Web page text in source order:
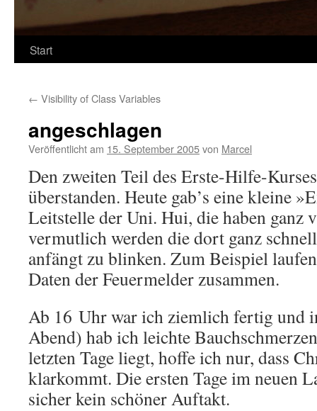
Start
← Visibility of Class Variables
angeschlagen
Veröffentlicht am 15. September 2005von Marcel
Den zweiten Teil des Erste-Hilfe-
überstanden. Heute gab’s eine kleine
Leitstelle der Uni. Hui, die haben ganz
vermutlich werden die dort ganz
anfängt zu blinken. Zum Beispiel
Daten der Feuermelder zusammen.
Ab 16 Uhr war ich ziemlich fertig und
Abend) hab ich leichte
letzten Tage liegt, hoffe ich nur, dass
klarkommt. Die ersten Tage im neuen
sicher kein schöner Auftakt.